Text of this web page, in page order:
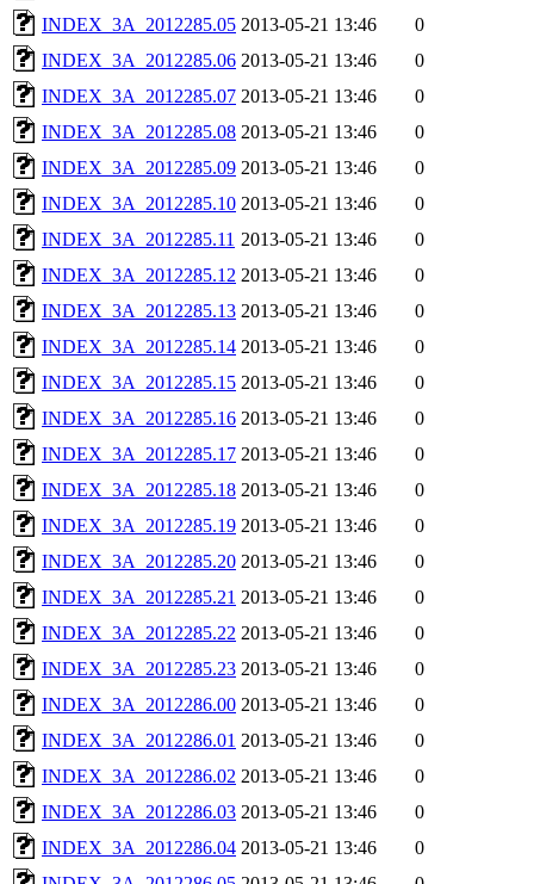
INDEX_3A_2012285.05 2013-05-21 13:46
0
INDEX_3A_2012285.06 2013-05-21 13:46
0
INDEX_3A_2012285.07 2013-05-21 13:46
0
INDEX_3A_2012285.08 2013-05-21 13:46
0
INDEX_3A_2012285.09 2013-05-21 13:46
0
INDEX_3A_2012285.10 2013-05-21 13:46
0
INDEX_3A_2012285.11 2013-05-21 13:46
0
INDEX_3A_2012285.12 2013-05-21 13:46
0
INDEX_3A_2012285.13 2013-05-21 13:46
0
INDEX_3A_2012285.14 2013-05-21 13:46
0
INDEX_3A_2012285.15 2013-05-21 13:46
0
INDEX_3A_2012285.16 2013-05-21 13:46
0
INDEX_3A_2012285.17 2013-05-21 13:46
0
INDEX_3A_2012285.18 2013-05-21 13:46
0
INDEX_3A_2012285.19 2013-05-21 13:46
0
INDEX_3A_2012285.20 2013-05-21 13:46
0
INDEX_3A_2012285.21 2013-05-21 13:46
0
INDEX_3A_2012285.22 2013-05-21 13:46
0
INDEX_3A_2012285.23 2013-05-21 13:46
0
INDEX_3A_2012286.00 2013-05-21 13:46
0
INDEX_3A_2012286.01 2013-05-21 13:46
0
INDEX_3A_2012286.02 2013-05-21 13:46
0
INDEX_3A_2012286.03 2013-05-21 13:46
0
INDEX_3A_2012286.04 2013-05-21 13:46
0